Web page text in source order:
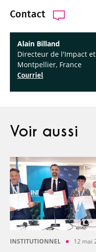
Contact
Alain Billand
Directeur de l'Impact
Montpellier, France
Courriel
Voir aussi
INSTITUTIONNEL 12 mai